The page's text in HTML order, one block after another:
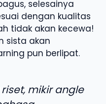
selesainya
dengan kualitas
tidak akan kecewa!
sista akan
pun berlipat.
mikir angle